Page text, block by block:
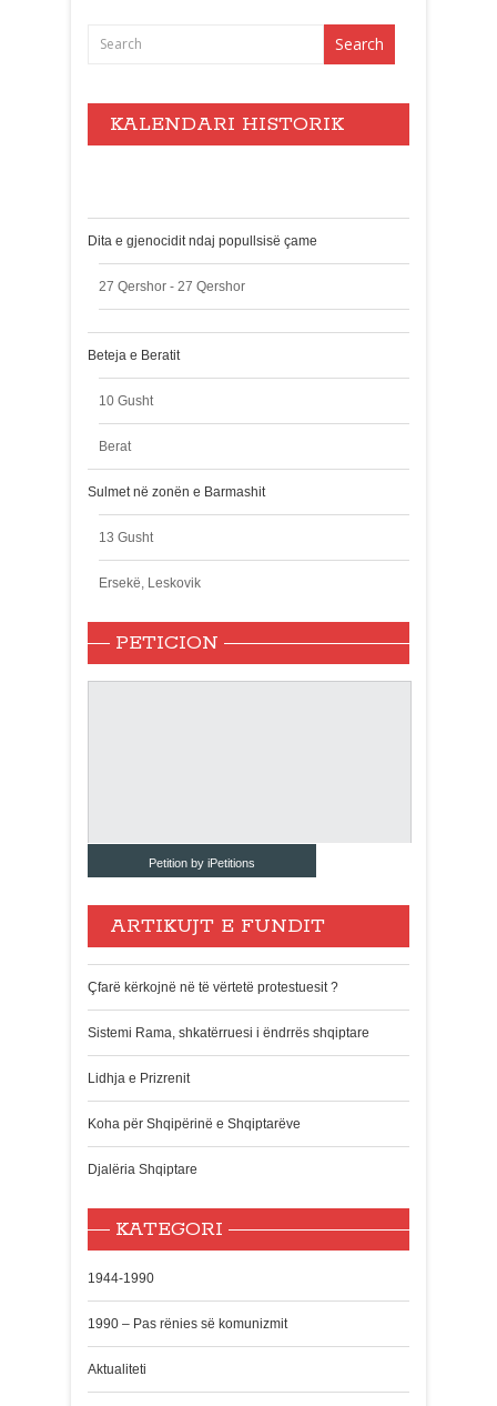
KALENDARI HISTORIK
Dita e gjenocidit ndaj popullsisë çame
27 Qershor - 27 Qershor
Beteja e Beratit
10 Gusht
Berat
Sulmet në zonën e Barmashit
13 Gusht
Ersekë, Leskovik
PETICION
Petition by iPetitions
ARTIKUJT E FUNDIT
Çfarë kërkojnë në të vërtetë protestuesit ?
Sistemi Rama, shkatërruesi i ëndrrës shqiptare
Lidhja e Prizrenit
Koha për Shqipërinë e Shqiptarëve
Djalëria Shqiptare
KATEGORI
1944-1990
1990 – Pas rënies së komunizmit
Aktualiteti